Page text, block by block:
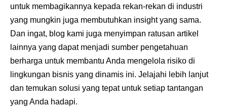
untuk membagikannya kepada rekan-rekan di industri
yang mungkin juga membutuhkan insight yang sama.
Dan ingat, blog kami juga menyimpan ratusan artikel
lainnya yang dapat menjadi sumber pengetahuan
berharga untuk membantu Anda mengelola risiko di
lingkungan bisnis yang dinamis ini. Jelajahi lebih lanjut
dan temukan solusi yang tepat untuk setiap tantangan
yang Anda hadapi.